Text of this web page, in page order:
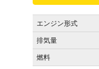
エンジン形式
排気量
燃料